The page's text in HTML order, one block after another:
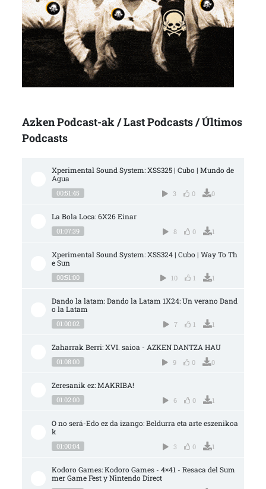
Azken Podcast-ak / Last Podcasts / Últimos
Podcasts
Xperimental Sound System: XSS325 | Cubo | Mundo de
Agua
00:51:45 3 0 0
La Bola Loca: 6X26 Einar
01:07:39 8 0 1
Xperimental Sound System: XSS324 | Cubo | Way To Th
e Sun
00:51:00 10 1 1
Dando la latam: Dando la Latam 1X24: Un verano Dand
o la Latam
01:00:02 7 1 1
Zaharrak Berri: XVI. saioa - AZKEN DANTZA HAU
01:08:00 9 0 0
Zeresanik ez: MAKRIBA!
01:02:00 6 0 1
O no será-Edo ez da izango: Beldurra eta arte eszenikoa
k
01:00:04 3 0 1
Kodoro Games: Kodoro Games - 4×41 - Resaca del Sum
mer Game Fest y Nintendo Direct